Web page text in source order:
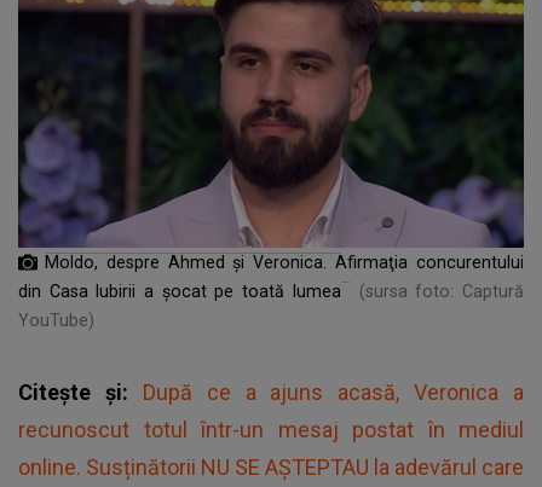
Moldo, despre Ahmed și Veronica. Afirmaţia concurentului
din Casa Iubirii a șocat pe toată lumea
(sursa foto: Captură
YouTube)
Citește și: După ce a ajuns acasă, Veronica a
recunoscut totul într-un mesaj postat în mediul
online. Susținătorii NU SE AȘTEPTAU la adevărul care